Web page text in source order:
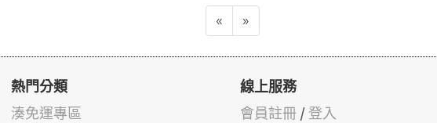
« »
熱門分類
湊免運專區
線上服務
會員註冊 / 登入